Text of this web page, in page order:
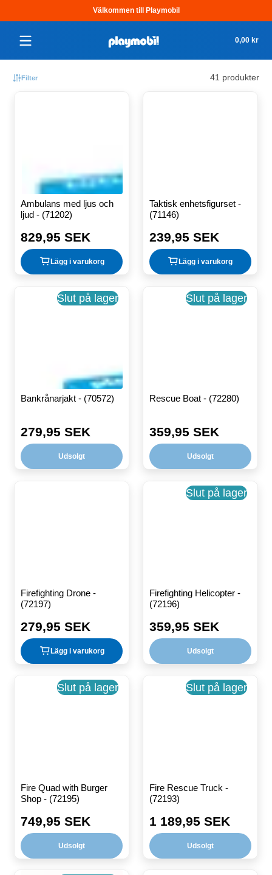
Välkommen till Playmobil
0,00 kr
kr
Filter 41 produkter
Ambulans med ljus och
ljud - (71202)
Ordinarie
pris
829,95 SEK
Lägg i varukorg
Taktisk enhetsfigurset -
(71146)
Ordinarie
pris
239,95 SEK
Lägg i varukorg
Slut på lager
Bankrånarjakt - (70572)
Ordinarie
pris
279,95 SEK
Udsolgt
Slut på lager
Rescue Boat - (72280)
Ordinarie
pris
359,95 SEK
Udsolgt
Firefighting Drone -
(72197)
Ordinarie
pris
279,95 SEK
Lägg i varukorg
Slut på lager
Firefighting Helicopter -
(72196)
Ordinarie
pris
359,95 SEK
Udsolgt
Slut på lager
Fire Quad with Burger
Shop - (72195)
Ordinarie
pris
749,95 SEK
Udsolgt
Slut på lager
Fire Rescue Truck -
(72193)
Ordinarie
pris
1 189,95 SEK
Udsolgt